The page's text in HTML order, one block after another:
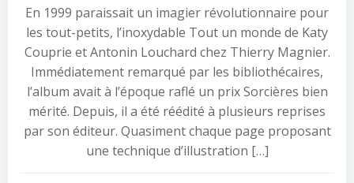
En 1999 paraissait un imagier révolutionnaire pour
les tout-petits, l’inoxydable Tout un monde de Katy
Couprie et Antonin Louchard chez Thierry Magnier.
Immédiatement remarqué par les bibliothécaires,
l’album avait à l’époque raflé un prix Sorcières bien
mérité. Depuis, il a été réédité à plusieurs reprises
par son éditeur. Quasiment chaque page proposant
une technique d’illustration […]